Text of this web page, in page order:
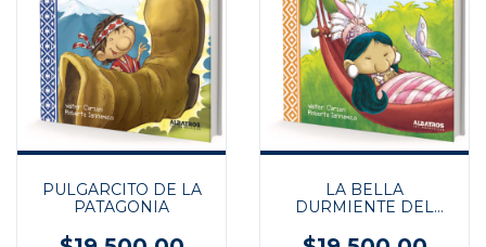
PULGARCITO DE LA
PATAGONIA
LA BELLA
DURMIENTE DEL